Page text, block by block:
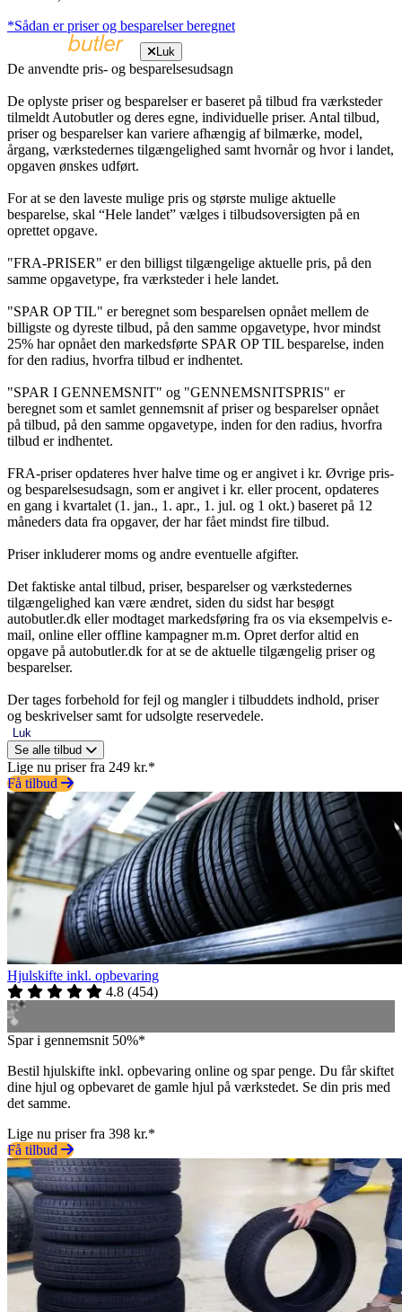
*Sådan er priser og besparelser beregnet
Luk
De anvendte pris- og besparelsesudsagn
De oplyste priser og besparelser er baseret på tilbud fra værksteder
tilmeldt Autobutler og deres egne, individuelle priser. Antal tilbud,
priser og besparelser kan variere afhængig af bilmærke, model,
årgang, værkstedernes tilgængelighed samt hvornår og hvor i landet,
opgaven ønskes udført.
For at se den laveste mulige pris og største mulige aktuelle
besparelse, skal “Hele landet” vælges i tilbudsoversigten på en
oprettet opgave.
"FRA-PRISER" er den billigst tilgængelige aktuelle pris, på den
samme opgavetype, fra værksteder i hele landet.
"SPAR OP TIL" er beregnet som besparelsen opnået mellem de
billigste og dyreste tilbud, på den samme opgavetype, hvor mindst
25% har opnået den markedsførte SPAR OP TIL besparelse, inden
for den radius, hvorfra tilbud er indhentet.
"SPAR I GENNEMSNIT" og "GENNEMSNITSPRIS" er
beregnet som et samlet gennemsnit af priser og besparelser opnået
på tilbud, på den samme opgavetype, inden for den radius, hvorfra
tilbud er indhentet.
FRA-priser opdateres hver halve time og er angivet i kr. Øvrige pris-
og besparelsesudsagn, som er angivet i kr. eller procent, opdateres
en gang i kvartalet (1. jan., 1. apr., 1. jul. og 1 okt.) baseret på 12
måneders data fra opgaver, der har fået mindst fire tilbud.
Priser inkluderer moms og andre eventuelle afgifter.
Det faktiske antal tilbud, priser, besparelser og værkstedernes
tilgængelighed kan være ændret, siden du sidst har besøgt
autobutler.dk eller modtaget markedsføring fra os via eksempelvis e-
mail, online eller offline kampagner m.m. Opret derfor altid en
opgave på autobutler.dk for at se de aktuelle tilgængelig priser og
besparelser.
Der tages forbehold for fejl og mangler i tilbuddets indhold, priser
og beskrivelser samt for udsolgte reservedele.
Luk
Se alle tilbud
Lige nu priser fra 249 kr.*
Få tilbud
Hjulskifte inkl. opbevaring
4.8 (454)
Spar i gennemsnit 50%*
Bestil hjulskifte inkl. opbevaring online og spar penge. Du får skiftet
dine hjul og opbevaret de gamle hjul på værkstedet. Se din pris med
det samme.
Lige nu priser fra 398 kr.*
Få tilbud